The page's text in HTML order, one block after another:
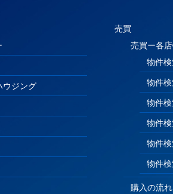
ウジング
売買
売買ー各
物件検
物件検
物件検
物件検
物件検
物件検
購入の流れ